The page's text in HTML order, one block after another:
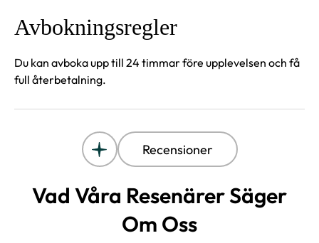
Avbokningsregler
Du kan avboka upp till 24 timmar före upplevelsen och få
full återbetalning.
Recensioner
Vad Våra Resenärer Säger
Om Oss